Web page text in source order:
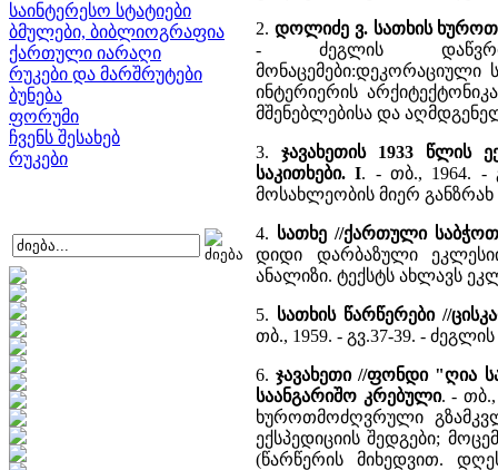
საინტერესო სტატიები
ბმულები, ბიბლიოგრაფია
ქართული იარაღი
რუკები და მარშრუტები
ბუნება
ფორუმი
ჩვენს შესახებ
რუკები
2. დოლიძე ვ. სათხის
- ძეგლის
მონაცემები:დეკორაციული
ინტერიერის
მშენებლებისა და
3. ჯავახეთის 1933 წლის
საკითხები. I. - თბ., 1964. -
მოსახლეობის მიერ
4. სათხე //ქართული
დიდი დარბაზული
ანალიზი. ტექსტს ახლავს
5. სათხის წარწერები //
თბ., 1959. - გვ.37-39. -
6.ჯავახეთი //ფონდი "ღია
საანგარიშო კრებული. -
ხუროთმოძღვრული
ექსპედიციის შედგები;
(წარწერის მიხედვით.